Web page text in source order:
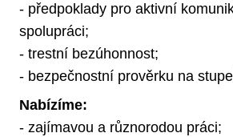
- předpoklady pro aktivní
spolupráci;
- trestní bezúhonnost;
- bezpečnostní prověrku na
Nabízíme:
- zajímavou a různorodou práci;